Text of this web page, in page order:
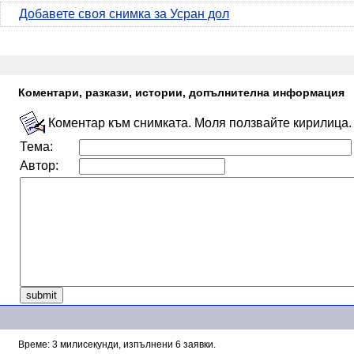
Добавете своя снимка за Усран дол
Коментари, разкази, истории, допълнителна информация
Коментар към снимката. Моля ползвайте кирилица.
Тема:
Автор:
Време: 3 милисекунди, изпълнени 6 заявки.